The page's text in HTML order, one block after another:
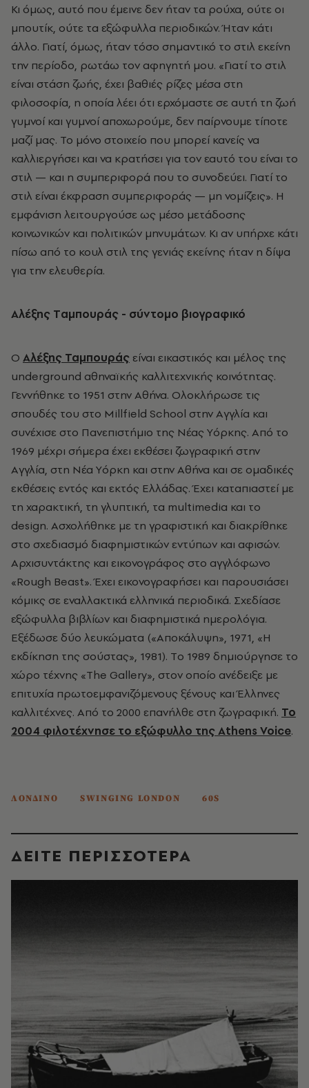
Κι όμως, αυτό που έμεινε δεν ήταν τα ρούχα, ούτε οι
μπουτίκ, ούτε τα εξώφυλλα περιοδικών. Ήταν κάτι
άλλο. Γιατί, όμως, ήταν τόσο σημαντικό το στιλ εκείνη
την περίοδο, ρωτάω τον αφηγητή μου. «Γιατί το στιλ
είναι στάση ζωής, έχει βαθιές ρίζες μέσα στη
φιλοσοφία, η οποία λέει ότι ερχόμαστε σε αυτή τη ζωή
γυμνοί και γυμνοί αποχωρούμε, δεν παίρνουμε τίποτε
μαζί μας. Το μόνο στοιχείο που μπορεί κανείς να
καλλιεργήσει και να κρατήσει για τον εαυτό του είναι το
στιλ — και η συμπεριφορά που το συνοδεύει. Γιατί το
στιλ είναι έκφραση συμπεριφοράς — μη νομίζεις». Η
εμφάνιση λειτουργούσε ως μέσο μετάδοσης
κοινωνικών και πολιτικών μηνυμάτων. Κι αν υπήρχε κάτι
πίσω από το κουλ στιλ της γενιάς εκείνης ήταν η δίψα
για την ελευθερία.
Aλέξης Tαμπουράς - σύντομο βιογραφικό
Ο Αλέξης Ταμπουράς είναι εικαστικός και μέλος της
underground αθηναϊκής καλλιτεχνικής κοινότητας.
Γεννήθηκε το 1951 στην Aθήνα. Oλοκλήρωσε τις
σπουδές του στο Millfield School στην Aγγλία και
συνέχισε στο Πανεπιστήμιο της Nέας Yόρκης. Aπό το
1969 μέχρι σήμερα έχει εκθέσει ζωγραφική στην
Aγγλία, στη Nέα Yόρκη και στην Aθήνα και σε ομαδικές
εκθέσεις εντός και εκτός Eλλάδας. Έχει καταπιαστεί με
τη χαρακτική, τη γλυπτική, τα multimedia και το
design. Aσχολήθηκε με τη γραφιστική και διακρίθηκε
στο σχεδιασμό διαφημιστικών εντύπων και αφισών.
Aρχισυντάκτης και εικονογράφος στο αγγλόφωνο
«Rough Beast». Έχει εικονογραφήσει και παρουσιάσει
κόμικς σε εναλλακτικά ελληνικά περιοδικά. Σχεδίασε
εξώφυλλα βιβλίων και διαφημιστικά ημερολόγια.
Eξέδωσε δύο λευκώματα («Aποκάλυψη», 1971, «H
εκδίκηση της σούστας», 1981). Tο 1989 δημιούργησε το
χώρο τέχνης «The Gallery», στον οποίο ανέδειξε με
επιτυχία πρωτοεμφανιζόμενους ξένους και Έλληνες
καλλιτέχνες. Aπό το 2000 επανήλθε στη ζωγραφική. Το
2004 φιλοτέχνησε το εξώφυλλο της Athens Voice.
ΛΟΝΔΙΝΟ SWINGING LONDON 60S
ΔΕΙΤΕ ΠΕΡΙΣΣΟΤΕΡΑ